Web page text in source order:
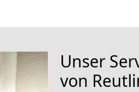
Unser
von